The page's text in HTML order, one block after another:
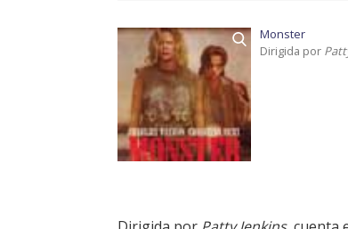
Monster
Dirigida por